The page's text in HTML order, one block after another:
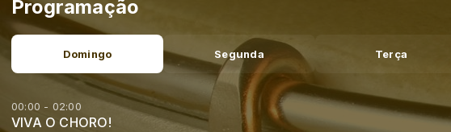
Programação
Domingo Segunda Terça
00:00 - 02:00
VIVA O CHORO!